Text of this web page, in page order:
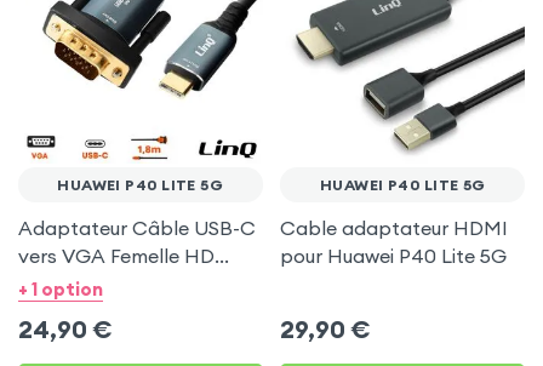
HUAWEI P40 LITE 5G
Adaptateur Câble USB-C
vers VGA Femelle HD
1080P, 1.8m - LinQ pour
+ 1 option
24,90 €
HUAWEI P40 LITE 5G
Cable adaptateur HDMI
pour Huawei P40 Lite 5G
29,90 €